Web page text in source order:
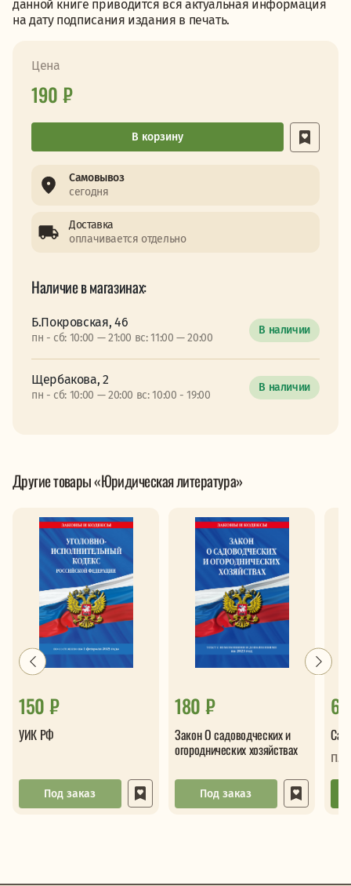
данной книге приводится вся актуальная информация
на дату подписания издания в печать.
Цена
190 ₽
В корзину
Самовывоз
сегодня
Доставка
оплачивается отдельно
Наличие в магазинах:
Б.Покровская, 46
пн - сб: 10:00 — 21:00 вс: 11:00 — 20:00
В наличии
Щербакова, 2
пн - сб: 10:00 — 20:00 вс: 10:00 - 19:00
В наличии
Другие товары «Юридическая литература»
150 ₽
УИК РФ
Под заказ
180 ₽
Закон О садоводческих и
огороднических хозяйствах
Под заказ